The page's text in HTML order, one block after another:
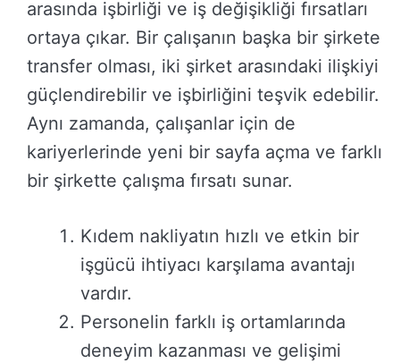
arasında işbirliği ve iş değişikliği fırsatları
ortaya çıkar. Bir çalışanın başka bir şirkete
transfer olması, iki şirket arasındaki ilişkiyi
güçlendirebilir ve işbirliğini teşvik edebilir.
Aynı zamanda, çalışanlar için de
kariyerlerinde yeni bir sayfa açma ve farklı
bir şirkette çalışma fırsatı sunar.
Kıdem nakliyatın hızlı ve etkin bir
işgücü ihtiyacı karşılama avantajı
vardır.
Personelin farklı iş ortamlarında
deneyim kazanması ve gelişimi